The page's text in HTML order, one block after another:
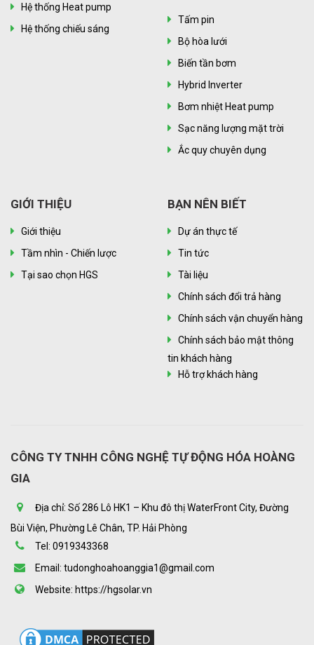
Hệ thống Heat pump
Hệ thống chiếu sáng
Tấm pin
Bộ hòa lưới
Biến tần bơm
Hybrid Inverter
Bơm nhiệt Heat pump
Sạc năng lượng mặt trời
Ắc quy chuyên dụng
GIỚI THIỆU
Giới thiệu
Tầm nhìn - Chiến lược
Tại sao chọn HGS
BẠN NÊN BIẾT
Dự án thực tế
Tin tức
Tài liệu
Chính sách đổi trả hàng
Chính sách vận chuyển hàng
Chính sách bảo mật thông
tin khách hàng
Hỗ trợ khách hàng
CÔNG TY TNHH CÔNG NGHỆ TỰ ĐỘNG HÓA HOÀNG
GIA
Địa chỉ: Số 286 Lô HK1 – Khu đô thị WaterFront City, Đường
Bùi Viện, Phường Lê Chân, TP. Hải Phòng
Tel: 0919343368
Email: tudonghoahoanggia1@gmail.com
Website: https://hgsolar.vn